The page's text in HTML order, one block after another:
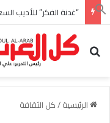
“غدنة الفكر” للأديب
بحث عن
الرئيسية/كل الثقافة